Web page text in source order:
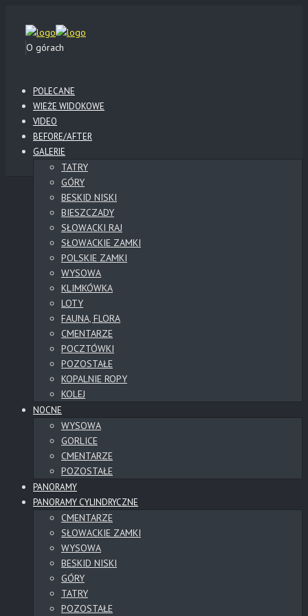
O górach
POLECANE
WIEŻE WIDOKOWE
VIDEO
BEFORE/AFTER
GALERIE
TATRY
GÓRY
BESKID NISKI
BIESZCZADY
SŁOWACKI RAJ
SŁOWACKIE ZAMKI
POLSKIE ZAMKI
WYSOWA
KLIMKÓWKA
LOTY
FAUNA, FLORA
CMENTARZE
POCZTÓWKI
POZOSTAŁE
KOPALNIE ROPY
KOLEJ
NOCNE
WYSOWA
GORLICE
CMENTARZE
POZOSTAŁE
PANORAMY
PANORAMY CYLINDRYCZNE
CMENTARZE
SŁOWACKIE ZAMKI
WYSOWA
BESKID NISKI
GÓRY
TATRY
POZOSTAŁE